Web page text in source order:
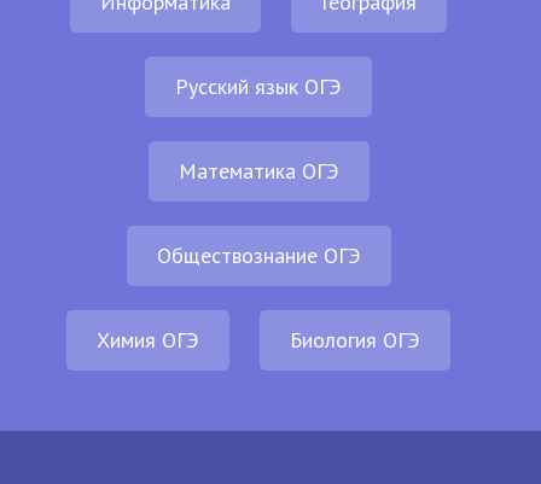
Русский язык ОГЭ
Математика ОГЭ
Обществознание ОГЭ
Химия ОГЭ Биология ОГЭ